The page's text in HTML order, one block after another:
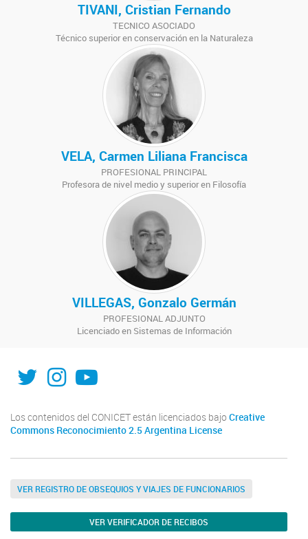
TIVANI, Cristian Fernando
TECNICO ASOCIADO
Técnico superior en conservación en la Naturaleza
VELA, Carmen Liliana Francisca
PROFESIONAL PRINCIPAL
Profesora de nivel medio y superior en Filosofía
VILLEGAS, Gonzalo Germán
PROFESIONAL ADJUNTO
Licenciado en Sistemas de Información
X Instagram
Youtube
Los contenidos del CONICET están licenciados bajo Creative
Commons Reconocimiento 2.5 Argentina License
VER REGISTRO DE OBSEQUIOS Y VIAJES DE FUNCIONARIOS
VER VERIFICADOR DE RECIBOS